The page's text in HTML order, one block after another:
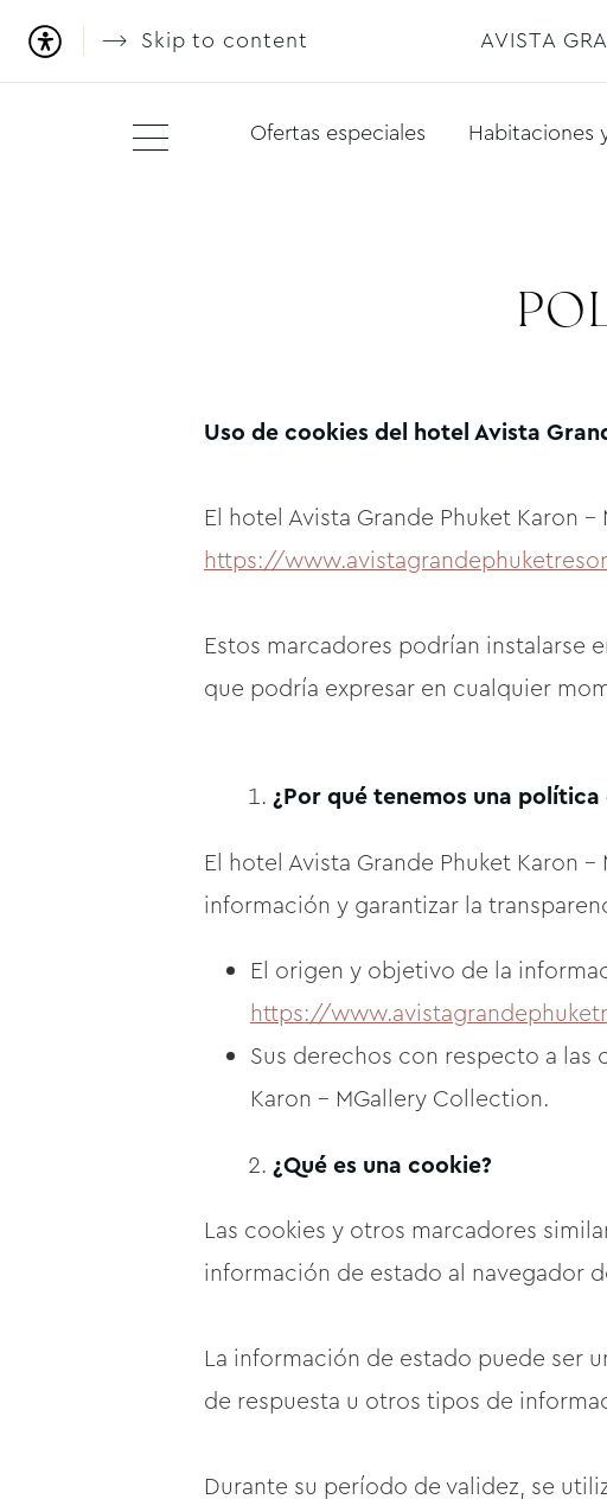
Skip to content AVISTA
Ofertas especiales Habitaciones
Uso de cookies del hotel Avista
El hotel Avista Grande Phuket Karon
https://
Estos marcadores podrían instalarse
que podría expresar en cualquier
¿Por qué tenemos una política
El hotel Avista Grande Phuket Karon
información y garantizar la
El origen y objetivo de la
https://
Sus derechos con respecto a
Karon - MGallery Collection.
¿Qué es una cookie?
Las cookies y otros marcadores
información de estado al navegador
La información de estado puede ser
de respuesta u otros tipos de
Durante su período de validez, se